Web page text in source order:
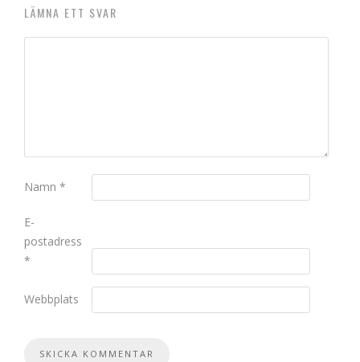
LÄMNA ETT SVAR
Namn *
E-
postadress
*
Webbplats